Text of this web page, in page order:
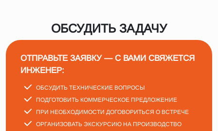
ОБСУДИТЬ ЗАДАЧУ
ОТПРАВЬТЕ ЗАЯВКУ — С ВАМИ СВЯЖЕТСЯ
ИНЖЕНЕР:
ОБСУДИТЬ ТЕХНИЧЕСКИЕ ВОПРОСЫ
ПОДГОТОВИТЬ КОММЕРЧЕСКОЕ ПРЕДЛОЖЕНИЕ
ПРИ НЕОБХОДИМОСТИ ДОГОВОРИТЬСЯ О ВСТРЕЧЕ
ОРГАНИЗОВАТЬ ЭКСКУРСИЮ НА ПРОИЗВОДСТВО